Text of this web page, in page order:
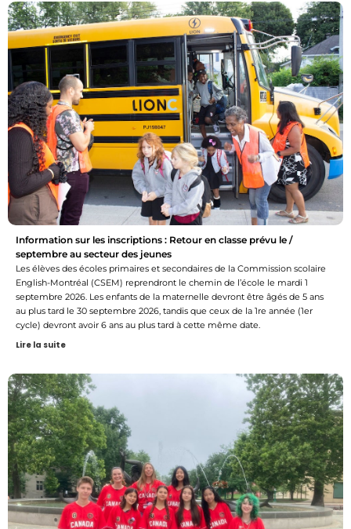
Information sur les inscriptions : Retour en classe prévu le /
septembre au secteur des jeunes
Les élèves des écoles primaires et secondaires de la Commission scolaire
English-Montréal (CSEM) reprendront le chemin de l’école le mardi 1
septembre 2026. Les enfants de la maternelle devront être âgés de 5 ans
au plus tard le 30 septembre 2026, tandis que ceux de la 1re année (1er
cycle) devront avoir 6 ans au plus tard à cette même date.
Lire la suite